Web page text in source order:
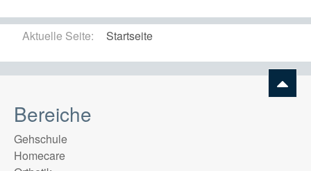
Aktuelle Seite: Startseite
Bereiche
Gehschule
Homecare